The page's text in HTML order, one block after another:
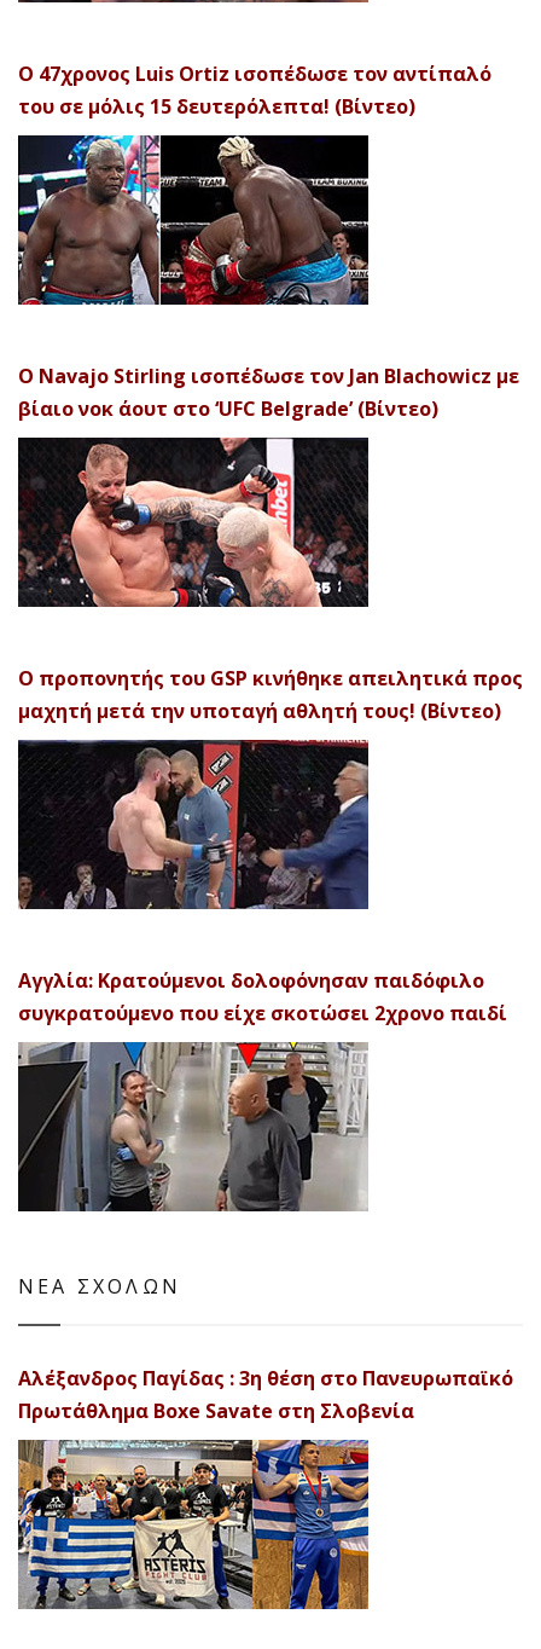
Ο 47χρονος Luis Ortiz ισοπέδωσε τον αντίπαλό
του σε μόλις 15 δευτερόλεπτα! (Βίντεο)
Ο Navajo Stirling ισοπέδωσε τον Jan Blachowicz με
βίαιο νοκ άουτ στο ‘UFC Belgrade’ (Βίντεο)
Ο προπονητής του GSP κινήθηκε απειλητικά προς
μαχητή μετά την υποταγή αθλητή τους! (Βίντεο)
Αγγλία: Κρατούμενοι δολοφόνησαν παιδόφιλο
συγκρατούμενο που είχε σκοτώσει 2χρονο παιδί
ΝΕΑ ΣΧΟΛΩΝ
Αλέξανδρος Παγίδας : 3η θέση στο Πανευρωπαϊκό
Πρωτάθλημα Boxe Savate στη Σλοβενία